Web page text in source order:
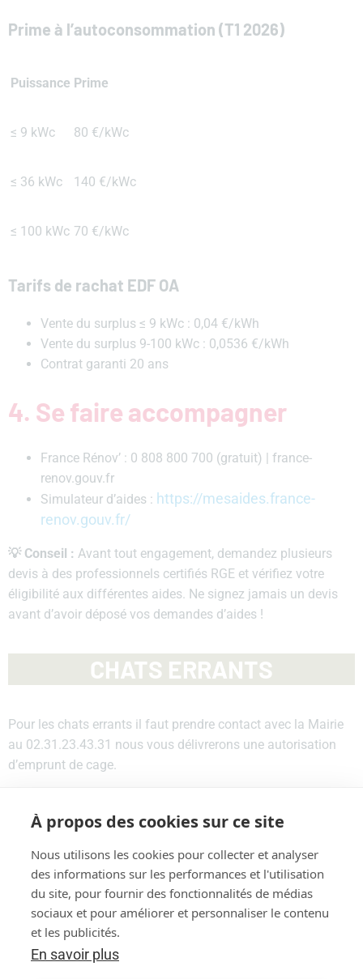
Prime à l’autoconsommation (T1 2026)
Puissance Prime
≤ 9 kWc 80 €/kWc
≤ 36 kWc 140 €/kWc
≤ 100 kWc 70 €/kWc
Tarifs de rachat EDF OA
Vente du surplus ≤ 9 kWc : 0,04 €/kWh
Vente du surplus 9-100 kWc : 0,0536 €/kWh
Contrat garanti 20 ans
4. Se faire accompagner
France Rénov’ : 0 808 800 700 (gratuit) | france-
renov.gouv.fr
Simulateur d’aides : https://mesaides.france-
renov.gouv.fr/
💡Conseil : Avant tout engagement, demandez plusieurs
devis à des professionnels certifiés RGE et vérifiez votre
éligibilité aux différentes aides. Ne signez jamais un devis
avant d’avoir déposé vos demandes d’aides !
CHATS ERRANTS
Pour les chats errants il faut prendre contact avec la Mairie
au 02.31.23.43.31 nous vous délivrerons une autorisation
d’emprunt de cage.
au 02.31.23.43. 31
La commune dépend du refuge de VERSON.
À propos des cookies sur ce site
Nous utilisons les cookies pour collecter et analyser
des informations sur les performances et l'utilisation
du site, pour fournir des fonctionnalités de médias
sociaux et pour améliorer et personnaliser le contenu
et les publicités.
En savoir plus